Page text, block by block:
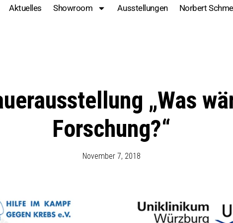
Aktuelles Showroom Ausstellungen Norbert
„Was wären wir
„Was
Forschung?“
November 7, 2018